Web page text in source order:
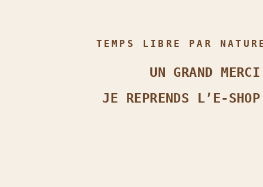
TEMPS LIBRE PAR
UN GRAND
JE REPRENDS